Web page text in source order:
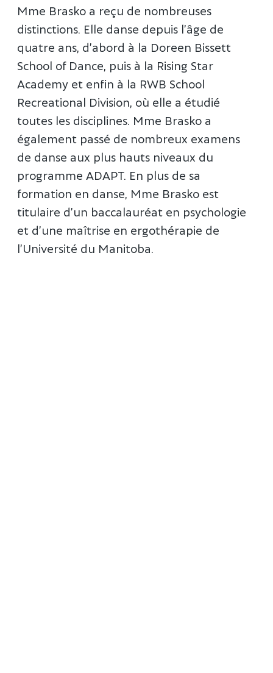
Mme Brasko a reçu de nombreuses
distinctions. Elle danse depuis l’âge de
quatre ans, d’abord à la Doreen Bissett
School of Dance, puis à la Rising Star
Academy et enfin à la RWB School
Recreational Division, où elle a étudié
toutes les disciplines. Mme Brasko a
également passé de nombreux examens
de danse aux plus hauts niveaux du
programme ADAPT. En plus de sa
formation en danse, Mme Brasko est
titulaire d’un baccalauréat en psychologie
et d’une maîtrise en ergothérapie de
l’Université du Manitoba.